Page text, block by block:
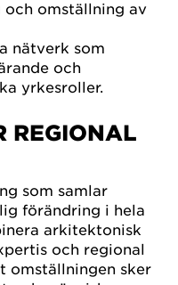
omställning av
nätverk som
och
yrkesroller.
REGIONAL
som samlar
förändring i hela
arkitektonisk
och regional
omställningen sker